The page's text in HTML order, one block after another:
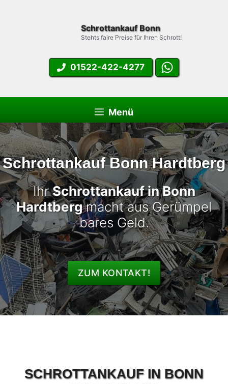
Schrottankauf Bonn
Stehts faire Preise für Ihren Schrott!
01522-422-4277
Menü
Schrottankauf Bonn Hardtberg
IhrSchrottankauf in Bonn
Hardtbergmacht aus Gerümpel
bares Geld.
ZUM KONTAKT!
SCHROTTANKAUF IN BONN